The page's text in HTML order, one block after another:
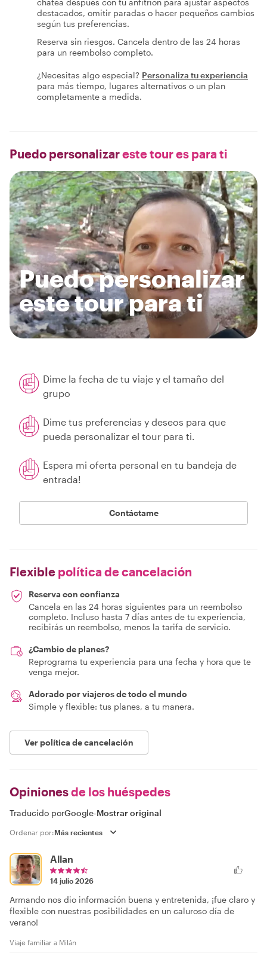
chatea después con tu anfitrión para ajustar aspectos
destacados, omitir paradas o hacer pequeños cambios
según tus preferencias.
Reserva sin riesgos. Cancela dentro de las 24 horas
para un reembolso completo.
¿Necesitas algo especial? Personaliza tu experiencia
para más tiempo, lugares alternativos o un plan
completamente a medida.
Puedo personalizareste tour es para ti
Puedo personalizar
este tour para ti
Dime la fecha de tu viaje y el tamaño del
grupo
Dime tus preferencias y deseos para que
pueda personalizar el tour para ti.
Espera mi oferta personal en tu bandeja de
entrada!
Contáctame
Flexible política de cancelación
Reserva con confianza
Cancela en las 24 horas siguientes para un reembolso
completo. Incluso hasta 7 días antes de tu experiencia,
recibirás un reembolso, menos la tarifa de servicio.
¿Cambio de planes?
Reprograma tu experiencia para una fecha y hora que te
venga mejor.
Adorado por viajeros de todo el mundo
Simple y flexible: tus planes, a tu manera.
Ver política de cancelación
Opinionesde los huéspedes
Traducido porGoogle-Mostrar original
Ordenar por:
Allan
14 julio 2026
Armando nos dio información buena y entretenida, ¡fue claro y
flexible con nuestras posibilidades en un caluroso día de
verano!
Viaje familiar a Milán